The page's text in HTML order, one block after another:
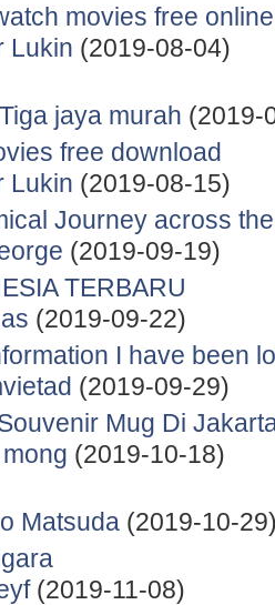
movies free online
Lukin (2019-08-04)
jaya murah (2019-
free download
Lukin (2019-08-15)
Journey across
(2019-09-19)
TERBARU
(2019-09-22)
I have been
(2019-09-29)
Mug Di
(2019-10-18)
Matsuda(2019-10-
(2019-11-08)